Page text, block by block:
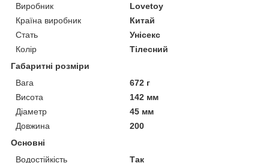
Виробник
Lovetoy
Країна виробник
Китай
Стать
Унісекс
Колір
Тілесний
Габаритні розміри
Вага
672 г
Висота
142 мм
Діаметр
45 мм
Довжина
200
Основні
Водостійкість
Так